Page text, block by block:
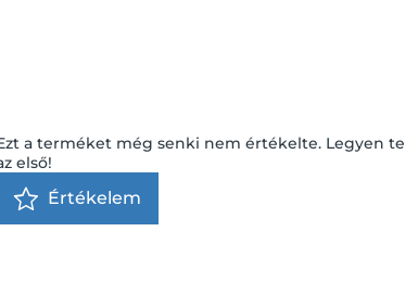
a terméket még senki nem értékelte. Legyen te
első!
Értékelem